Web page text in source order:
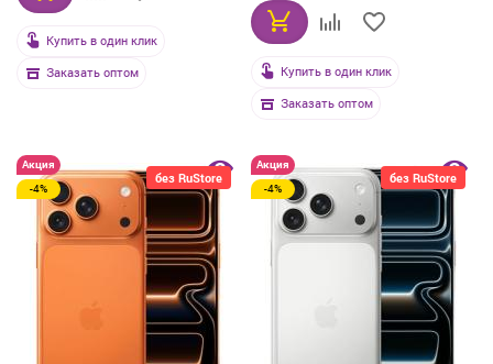
Купить в один клик
Заказать оптом
Купить в один клик
Заказать оптом
без RuStore
Акция
-4%
без RuStore
Акция
-4%